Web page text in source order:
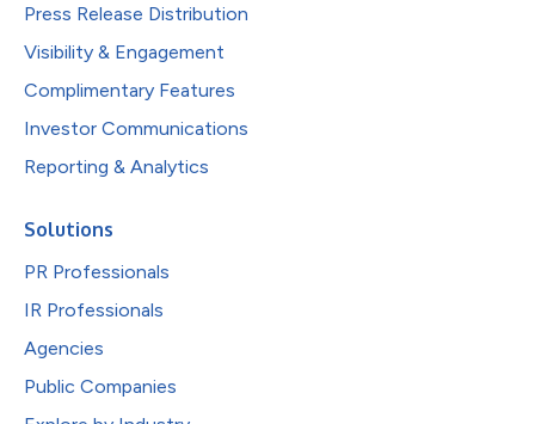
Press Release Distribution
Visibility & Engagement
Complimentary Features
Investor Communications
Reporting & Analytics
Solutions
PR Professionals
IR Professionals
Agencies
Public Companies